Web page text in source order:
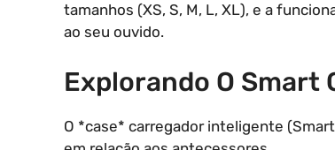
tamanhos (XS, S, M, L, XL), e a
ao seu ouvido.
Explorando O Smart
O *case* carregador inteligente